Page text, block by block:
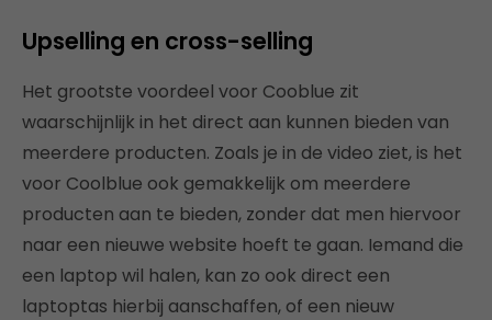
Upselling en cross-selling
Het grootste voordeel voor Cooblue zit
waarschijnlijk in het direct aan kunnen bieden van
meerdere producten. Zoals je in de video ziet, is het
voor Coolblue ook gemakkelijk om meerdere
producten aan te bieden, zonder dat men hiervoor
naar een nieuwe website hoeft te gaan. Iemand die
een laptop wil halen, kan zo ook direct een
laptoptas hierbij aanschaffen, of een nieuw